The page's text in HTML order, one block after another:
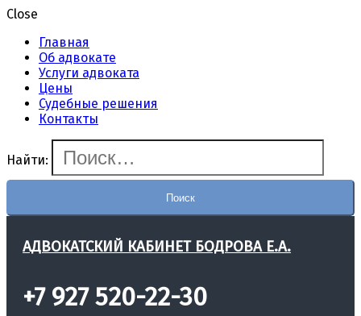
Close
Главная
Об адвокате
Услуги адвоката
Цены
Судебные решения
Контакты
Найти:
АДВОКАТСКИЙ КАБИНЕТ БОДРОВА Е.А.
+7 927 520-22-30